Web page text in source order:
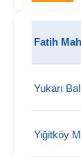
Fatih
Yukarı
Yiğitköy